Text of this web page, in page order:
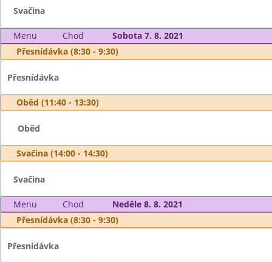
Svačina
Menu Chod
Sobota 7. 8. 2021
Přesnídávka (8:30 - 9:30)
Přesnídávka
Oběd (11:40 - 13:30)
Oběd
Svačina (14:00 - 14:30)
Svačina
Menu Chod
Neděle 8. 8. 2021
Přesnídávka (8:30 - 9:30)
Přesnídávka